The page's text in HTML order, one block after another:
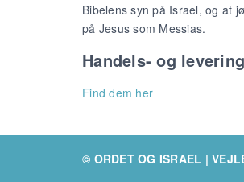
Bibelens syn på Israel, og at
på Jesus som Messias.
Handels- og
Find dem her
© ORDET OG ISRAEL |